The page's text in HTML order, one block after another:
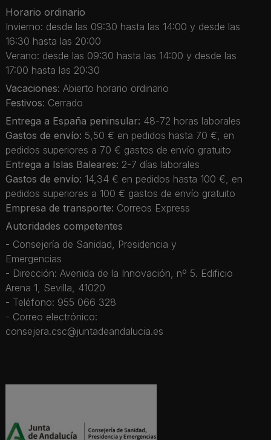
Horario ordinario
Invierno: desde las 09:30 hasta las 14:00 y desde las
16:30 hasta las 20:00
Verano: desde las 09:30 hasta las 14:00 y desde las
17:00 hasta las 20:30
Vacaciones: Abierto horario ordinario
Festivos: Cerrado
Entrega a España peninsular: 48-72 horas laborales
Gastos de envío: 5,50 € en pedidos hasta 70 €, en
pedidos superiores a 70 € gastos de envío gratuito
Entrega a Islas Baleares: 2-7 días laborales
Gastos de envío: 14,34 € en pedidos hasta 100 €, en
pedidos superiores a 100 € gastos de envío gratuito
Empresa de transporte: Correos Express
Autoridades competentes
- Consejería de Sanidad, Presidencia y
Emergencias
- Dirección: Avenida de la Innovación, nº 5. Edificio
Arena 1, Sevilla, 41020
- Teléfono: 955 066 328
- Correo electrónico:
consejera.csc@juntadeandalucia.es